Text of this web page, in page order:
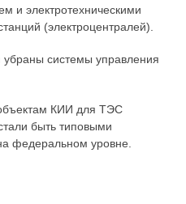
и электротехническими
(электроцентралей).
убраны системы управления
КИИ для ТЭС
быть типовыми
федеральном уровне.